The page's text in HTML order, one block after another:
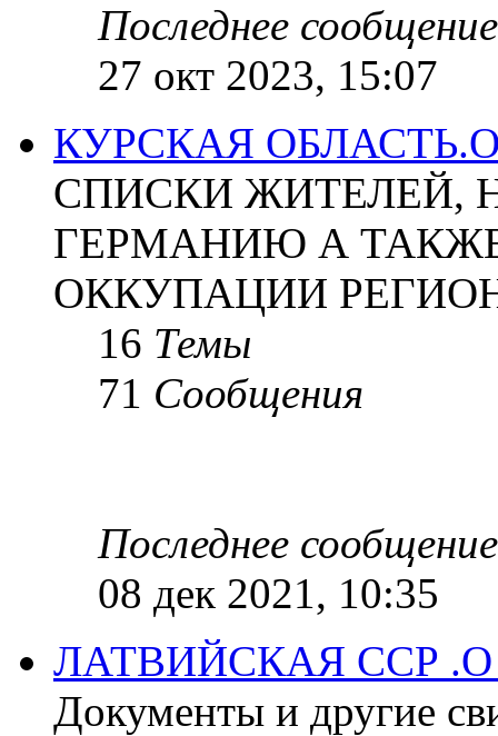
Последнее сообщение
27 окт 2023, 15:07
КУРСКАЯ
СПИСКИ ЖИТЕЛЕЙ,
ГЕРМАНИЮ А
ОККУПАЦИИ
16 Темы
71 Сообщения
Последнее сообщение
08 дек 2021, 10:35
ЛАТВИЙСКАЯ ССР
Документы и другие